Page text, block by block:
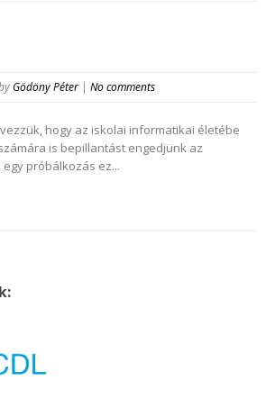
Gödöny Péter | No comments
hogy az iskolai informatikai életébe
is bepillantást engedjünk az
próbálkozás ez...